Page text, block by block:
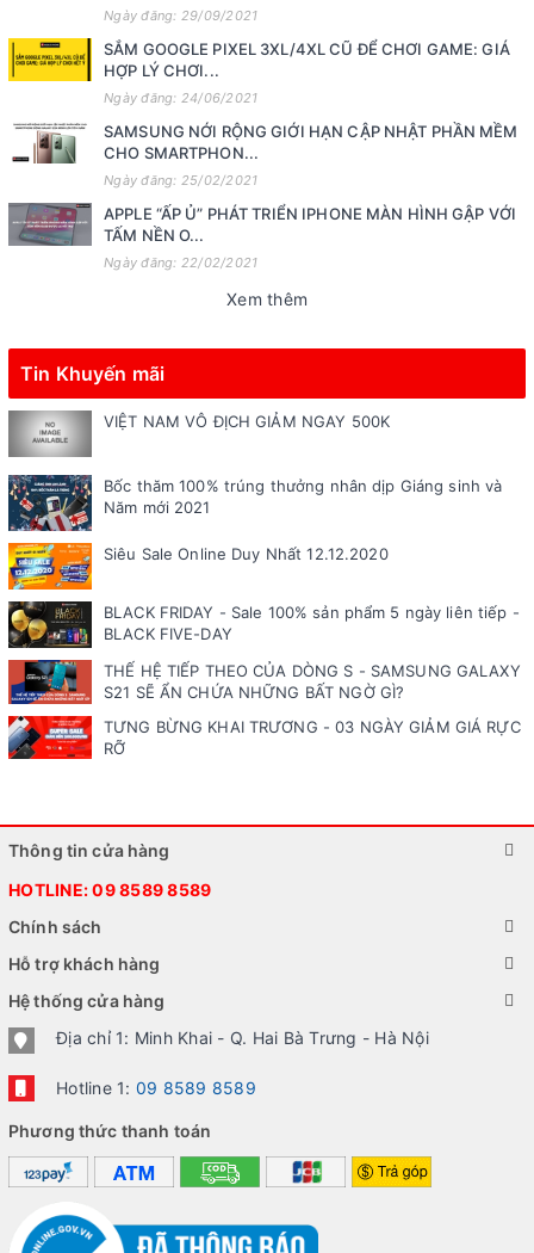
Ngày đăng: 29/09/2021
SẮM GOOGLE PIXEL 3XL/4XL CŨ ĐỂ CHƠI GAME: GIÁ
HỢP LÝ CHƠI...
Ngày đăng: 24/06/2021
SAMSUNG NỚI RỘNG GIỚI HẠN CẬP NHẬT PHẦN MỀM
CHO SMARTPHON...
Ngày đăng: 25/02/2021
APPLE “ẤP Ủ” PHÁT TRIỂN IPHONE MÀN HÌNH GẬP VỚI
TẤM NỀN O...
Ngày đăng: 22/02/2021
Xem thêm
Tin Khuyến mãi
VIỆT NAM VÔ ĐỊCH GIẢM NGAY 500K
Bốc thăm 100% trúng thưởng nhân dịp Giáng sinh và
Năm mới 2021
Siêu Sale Online Duy Nhất 12.12.2020
BLACK FRIDAY - Sale 100% sản phẩm 5 ngày liên tiếp -
BLACK FIVE-DAY
THẾ HỆ TIẾP THEO CỦA DÒNG S - SAMSUNG GALAXY
S21 SẼ ẨN CHỨA NHỮNG BẤT NGỜ GÌ?
TƯNG BỪNG KHAI TRƯƠNG - 03 NGÀY GIẢM GIÁ RỰC
RỠ
Thông tin cửa hàng
HOTLINE:09 8589 8589
Chính sách
Hỗ trợ khách hàng
Hệ thống cửa hàng
Địa chỉ 1: Minh Khai - Q. Hai Bà Trưng - Hà Nội
Hotline 1: 09 8589 8589
Phương thức thanh toán